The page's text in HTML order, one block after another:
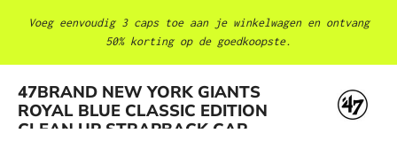
Voeg eenvoudig 3 caps toe aan je winkelwagen en ontvang
50% korting op de goedkoopste.
47BRAND NEW YORK GIANTS
ROYAL BLUE CLASSIC EDITION
CLEAN UP STRAPBACK CAP
Afbeeldingengalerij overslaan